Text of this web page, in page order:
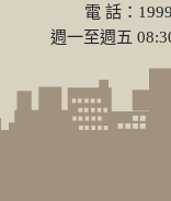
電 話：
週一至週五